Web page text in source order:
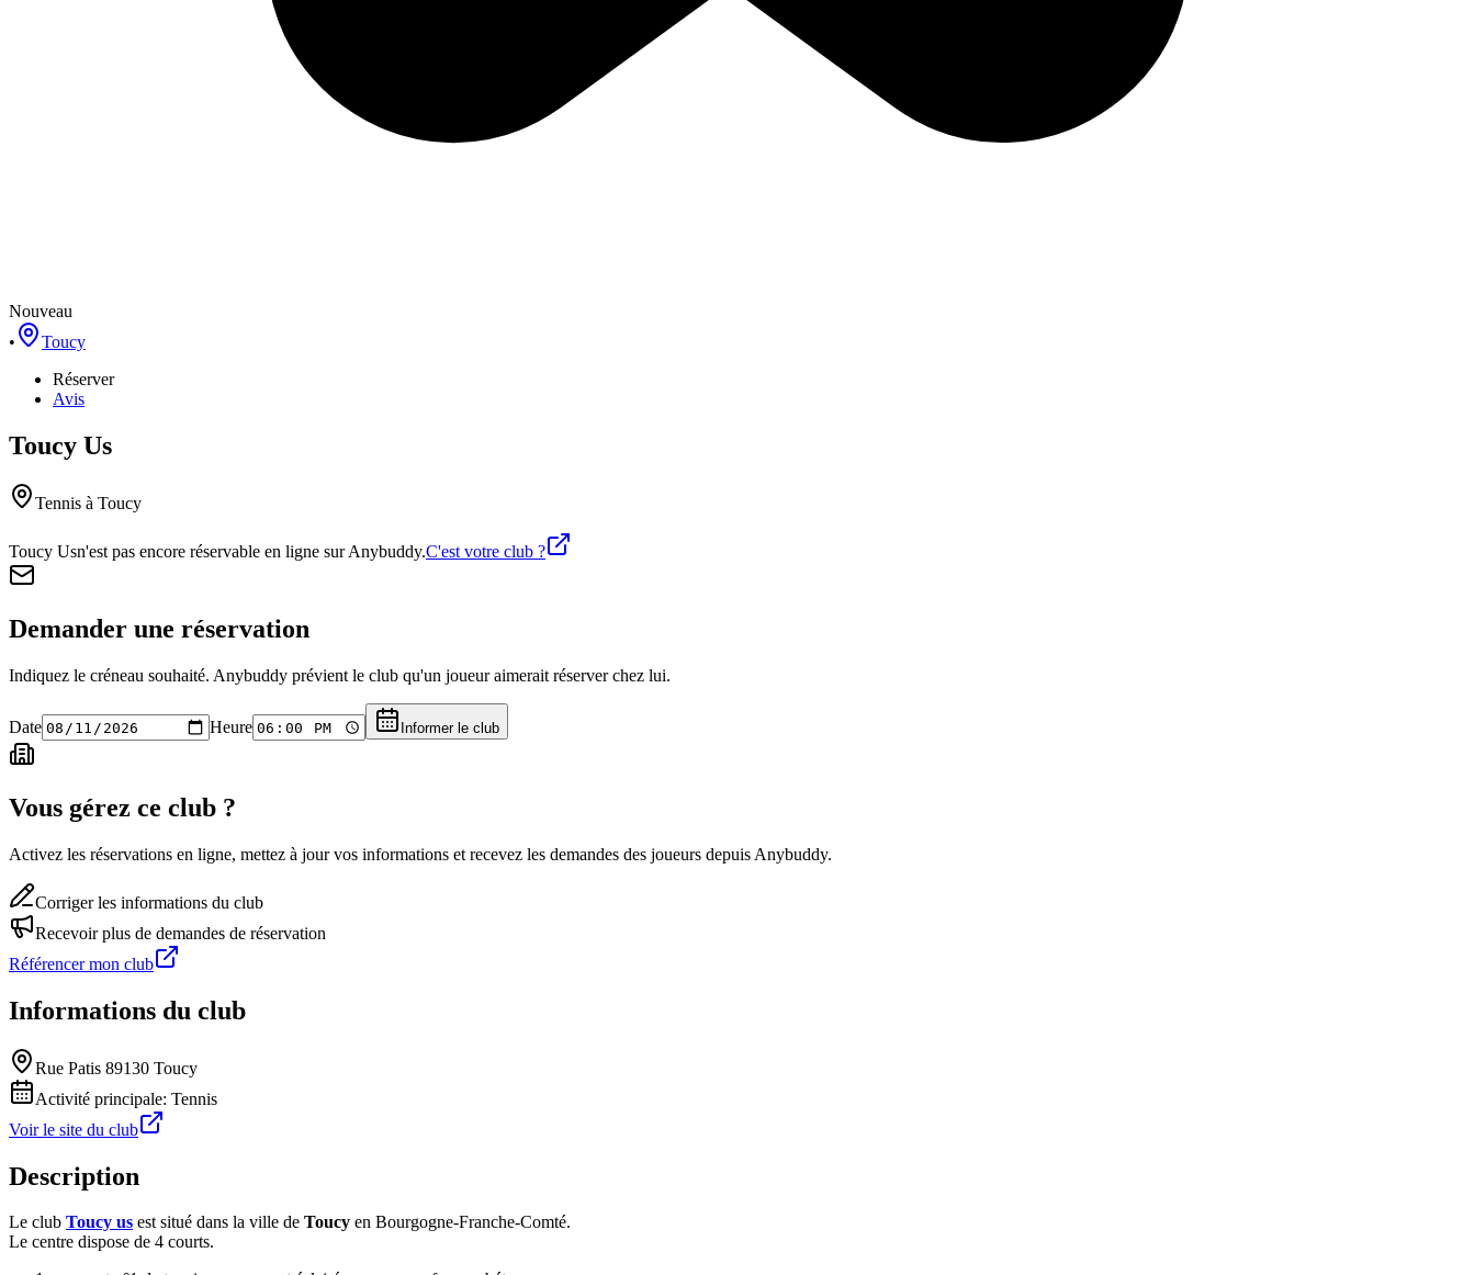
Nouveau
•
Toucy
Réserver
Avis
Toucy Us
Tennis à Toucy
Toucy Usn'est pas encore réservable en ligne sur Anybuddy.C'est votre club ?
Demander une réservation
Indiquez le créneau souhaité. Anybuddy prévient le club qu'un joueur aimerait réserver chez lui.
Date Heure Informer le club
Vous gérez ce club ?
Activez les réservations en ligne, mettez à jour vos informations et recevez les demandes des joueurs depuis Anybuddy.
Corriger les informations du club
Recevoir plus de demandes de réservation
Référencer mon club
Informations du club
Rue Patis 89130 Toucy
Activité principale: Tennis
Voir le site du club
Description
Le club Toucy us est situé dans la ville de Toucy en Bourgogne-Franche-Comté.
Le centre dispose de 4 courts.